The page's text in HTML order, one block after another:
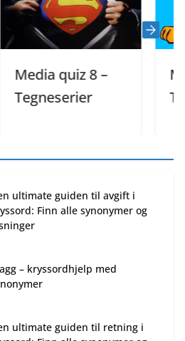
quiz 8 –
ultimate guiden til avgift i
Finn alle synonymer og
– kryssordhjelp med
ultimate guiden til retning i